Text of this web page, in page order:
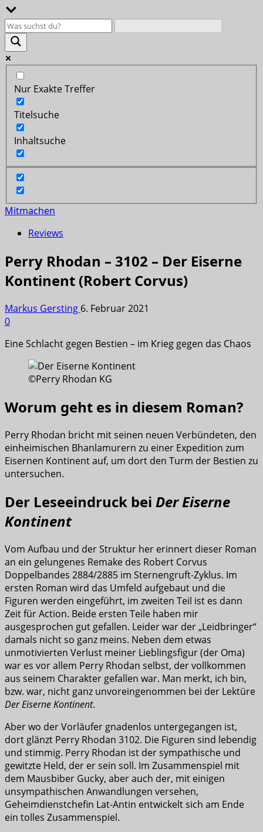
Nur Exakte Treffer
Titelsuche
Inhaltsuche
Mitmachen
Reviews
Perry Rhodan – 3102 – Der Eiserne
Kontinent (Robert Corvus)
Markus Gersting 6. Februar 2021
0
Eine Schlacht gegen Bestien – im Krieg gegen das Chaos
©Perry Rhodan KG
Worum geht es in diesem Roman?
Perry Rhodan bricht mit seinen neuen Verbündeten, den
einheimischen Bhanlamurern zu einer Expedition zum
Eisernen Kontinent auf, um dort den Turm der Bestien zu
untersuchen.
Der Leseeindruck bei Der Eiserne
Kontinent
Vom Aufbau und der Struktur her erinnert dieser Roman
an ein gelungenes Remake des Robert Corvus
Doppelbandes 2884/2885 im Sternengruft-Zyklus. Im
ersten Roman wird das Umfeld aufgebaut und die
Figuren werden eingeführt, im zweiten Teil ist es dann
Zeit für Action. Beide ersten Teile haben mir
ausgesprochen gut gefallen. Leider war der „Leidbringer“
damals nicht so ganz meins. Neben dem etwas
unmotivierten Verlust meiner Lieblingsfigur (der Oma)
war es vor allem Perry Rhodan selbst, der vollkommen
aus seinem Charakter gefallen war. Man merkt, ich bin,
bzw. war, nicht ganz unvoreingenommen bei der Lektüre
Der Eiserne Kontinent.
Aber wo der Vorläufer gnadenlos untergegangen ist,
dort glänzt Perry Rhodan 3102. Die Figuren sind lebendig
und stimmig. Perry Rhodan ist der sympathische und
gewitzte Held, der er sein soll. Im Zusammenspiel mit
dem Mausbiber Gucky, aber auch der, mit einigen
unsympathischen Anwandlungen versehen,
Geheimdienstchefin Lat-Antin entwickelt sich am Ende
ein tolles Zusammenspiel.